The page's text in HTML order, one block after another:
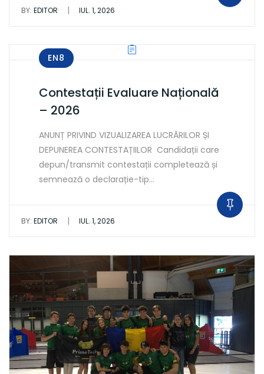
BY: EDITOR | IUL. 1, 2026
EN8
Contestații Evaluare Națională
– 2026
ANUNȚ PRIVIND VIZUALIZAREA LUCRĂRILOR ȘI
DEPUNEREA CONTESTAȚIILOR Candidații care
depun/transmit contestații completează și
semnează o declarație-tip…
BY: EDITOR | IUL. 1, 2026